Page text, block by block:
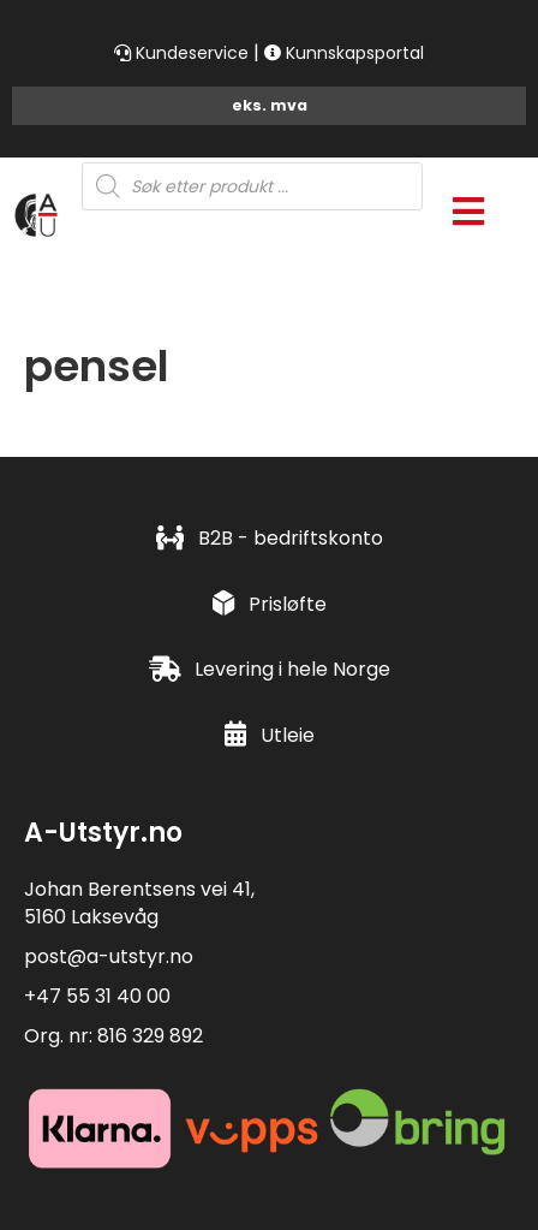
Kundeservice | Kunnskapsportal
Products
search
pensel
B2B - bedriftskonto
Prisløfte
Levering i hele Norge
Utleie
A-Utstyr.no
Johan Berentsens vei 41,
5160 Laksevåg
post@a-utstyr.no
+47 55 31 40 00
Org. nr: 816 329 892